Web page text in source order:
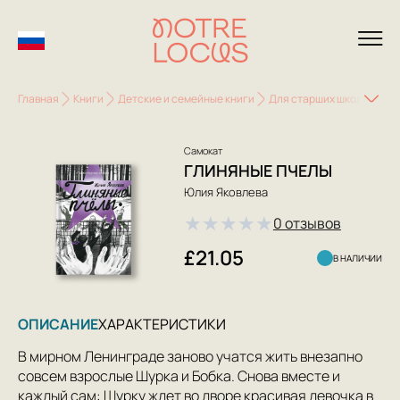
Главная Книги Детские и семейные книги Для старших школьников
Самокат
ГЛИНЯНЫЕ ПЧЕЛЫ
Юлия Яковлева
★★★★★0 отзывов
£21.05 В НАЛИЧИИ
ОПИСАНИЕХАРАКТЕРИСТИКИ
В мирном Ленинграде заново учатся жить внезапно
совсем взрослые Шурка и Бобка. Снова вместе и
каждый сам: Шурку ждет во дворе красивая девочка в